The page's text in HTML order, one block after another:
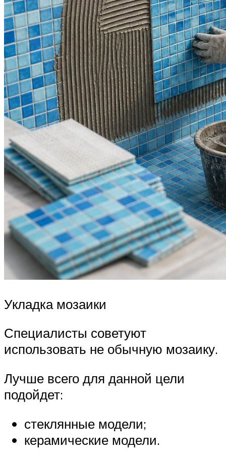
Укладка мозаики
Специалисты советуют
использовать не обычную мозаику.
Лучше всего для данной цели
подойдет:
стеклянные модели;
керамические модели.